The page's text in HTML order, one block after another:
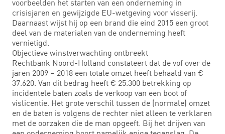
voorbeelden het starten van een onderneming in
crisisjaren en gewijzigde EU-wetgeving voor visserij.
Daarnaast wijst hij op een brand die eind 2015 een groot
deel van de materialen van de onderneming heeft
vernietigd.
Objectieve winstverwachting ontbreekt
Rechtbank Noord-Holland constateert dat de vof over de
jaren 2009 – 2018 een totale omzet heeft behaald van €
37.620. Van dit bedrag heeft € 25.300 betrekking op
incidentele baten zoals de verkoop van een boot of
vislicentie. Het grote verschil tussen de (normale) omzet
en de baten is volgens de rechter niet alleen te verklaren
met de oorzaken die de man opgeeft. Bij het drijven van